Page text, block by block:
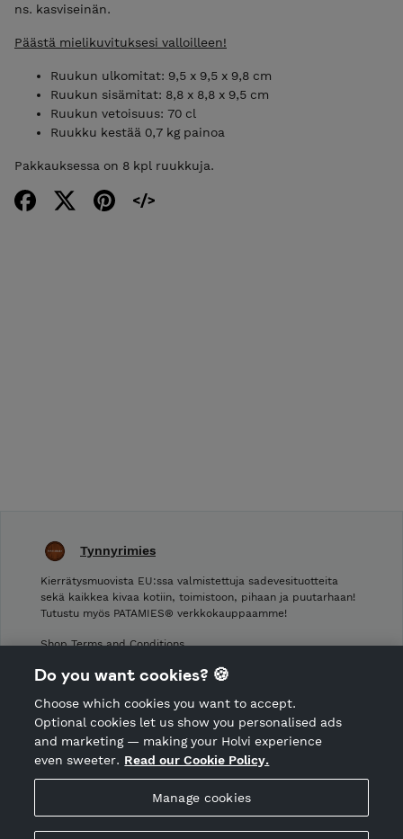
ns. kasviseinän.
Päästä mielikuvituksesi valloilleen!
Ruukun ulkomitat: 9,5 x 9,5 x 9,8 cm
Ruukun sisämitat: 8,8 x 8,8 x 9,5 cm
Ruukun vetoisuus: 70 cl
Ruukku kestää 0,7 kg painoa
Pakkauksessa on 8 kpl ruukkuja.
Hosted by Holvi
Holvi Payment Services Ltd is regulated by the Financial
Tynnyrimies
Kierrätysmuovista EU:ssa valmistettuja sadevesituotteita
sekä kaikkea kivaa kotiin, toimistoon, pihaan ja puutarhaan!
Tutustu myös PATAMIES® verkkokauppaamme!
Shop Terms and Conditions
Cancellation policy
CANCEL ORDER
Do you want cookies? 🍪
Choose which cookies you want to accept.
Optional cookies let us show you personalised ads
and marketing — making your Holvi experience
even sweeter. Read our Cookie Policy.
Manage cookies